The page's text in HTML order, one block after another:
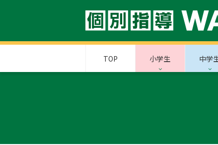
TOP 小学生 中学